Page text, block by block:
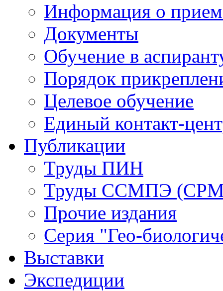
Информация о
Документы
Обучение в
Порядок
Целевое обучение
Единый контакт-
Публикации
Труды ПИН
Труды ССМПЭ
Прочие издания
Серия "Гео-
Выставки
Экспедиции